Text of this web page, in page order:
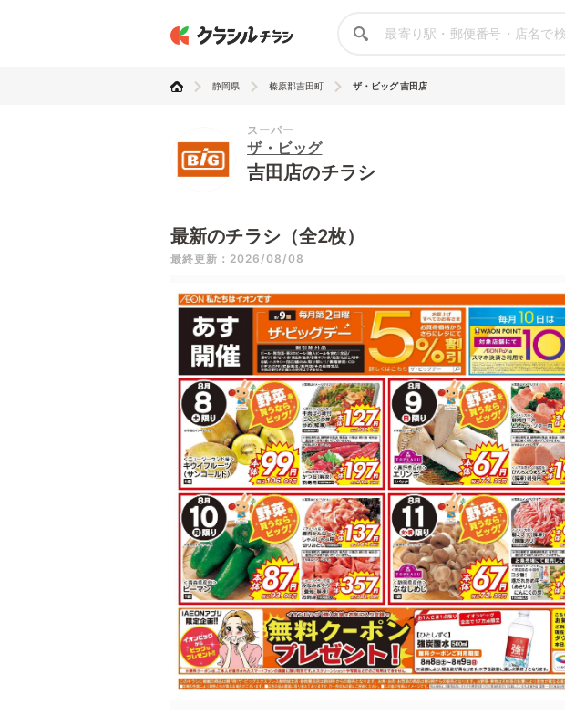
静岡県 榛原郡吉田町 ザ・ビッグ 吉田店
スーパー
ザ・ビッグ
吉田店のチラシ
最新のチラシ（全2枚）
最終更新：2026/08/08